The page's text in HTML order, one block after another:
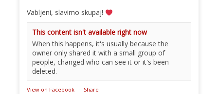
Vabljeni, slavimo skupaj!
This content isn't available right now
When this happens, it's usually because the
owner only shared it with a small group of
people, changed who can see it or it's been
deleted.
View on Facebook · Share